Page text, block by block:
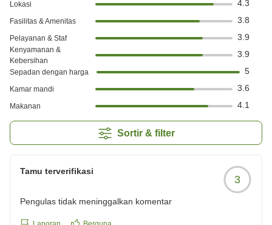
Lokasi 4.3
Fasilitas & Amenitas 3.8
Pelayanan & Staf 3.9
Kenyamanan &
Kebersihan
3.9
Sepadan dengan harga 5
Kamar mandi 3.6
Makanan 4.1
Sortir & filter
Tamu terverifikasi
3
Pengulas tidak meninggalkan komentar